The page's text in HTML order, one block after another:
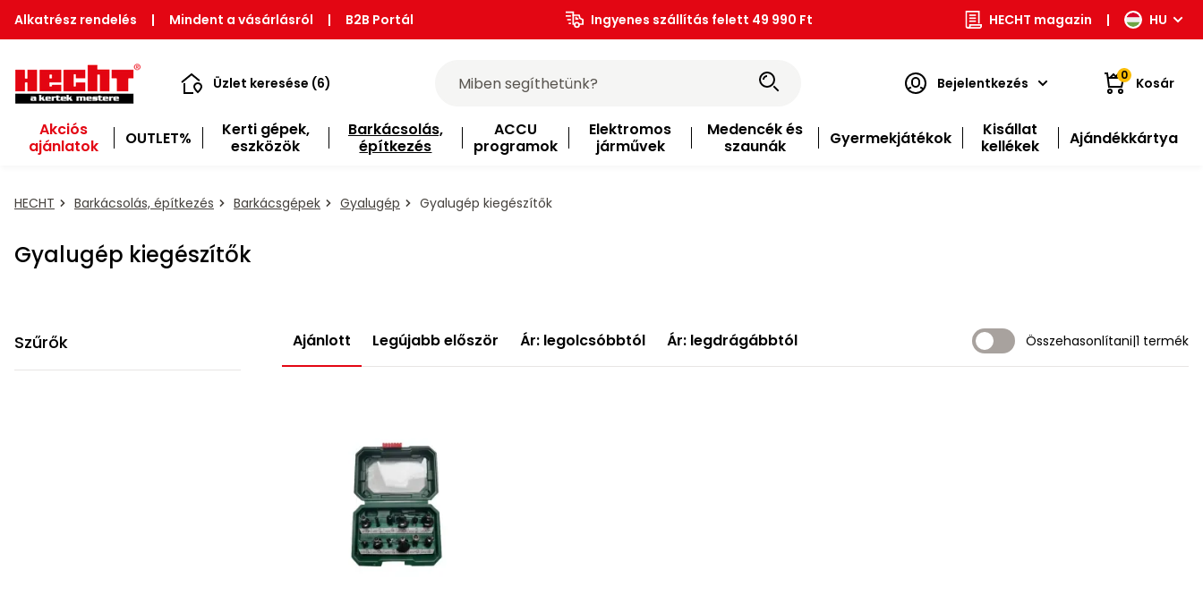
Alkatrész rendelés | Mindent a vásárlásról | B2B Portál Ingyenes szállítás felett 49 990 Ft HECHT magazin | HU
Üzlet keresése (6) Bejelentkezés 0 Kosár
Akciós
ajánlatok
OUTLET%
Kerti gépek,
eszközök
Barkácsolás,
építkezés
ACCU
programok
Elektromos
járművek
Medencék és
szaunák
Gyermekjátékok
Kisállat
kellékek
Ajándékkártya
HECHT Barkácsolás, építkezés Barkácsgépek Gyalugép Gyalugép kiegészítők
Gyalugép kiegészítők
Szűrők Ajánlott Legújabb először Ár: legolcsóbbtól Ár: legdrágábbtól Összehasonlítani|1 termék